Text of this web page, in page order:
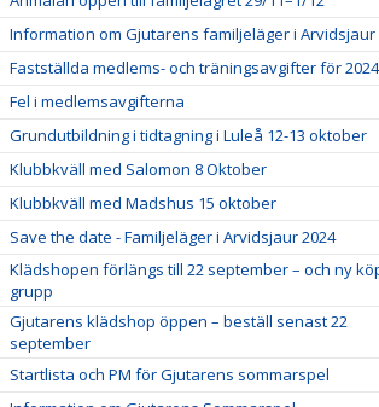
Information om Gjutarens familjeläger i Arvidsjaur
Fastställda medlems- och träningsavgifter för
Fel i medlemsavgifterna
Grundutbildning i tidtagning i Luleå 12-13 oktober
Klubbkväll med Salomon 8 Oktober
Klubbkväll med Madshus 15 oktober
Save the date - Familjeläger i Arvidsjaur 2024
Klädshopen förlängs till 22 september – och ny
grupp
Gjutarens klädshop öppen – beställ senast 22
september
Startlista och PM för Gjutarens sommarspel